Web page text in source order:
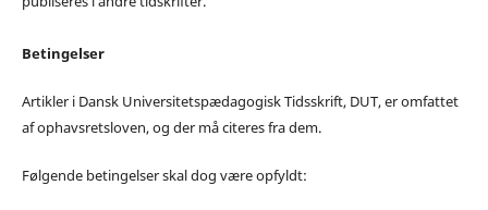
Betingelser
Artikler i Dansk Universitetspædagogisk Tidsskrift, DUT, er omfattet
af ophavsretsloven, og der må citeres fra dem.
Følgende betingelser skal dog være opfyldt: